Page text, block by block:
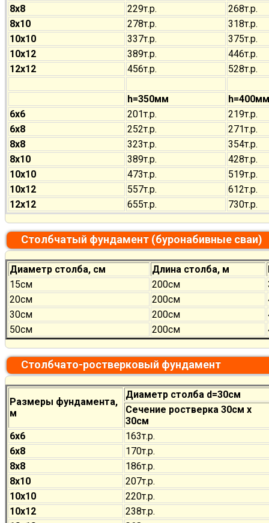
8х8
229т.р.
268т.р.
8х10
278т.р.
318т.р.
10х10
337т.р.
375т.р.
10х12
389т.р.
446т.р.
12х12
456т.р. 528т.р.
h=350мм
h=400мм
6х6
201т.р.
219т.р.
6х8
252т.р.
271т.р.
8х8
323т.р.
354т.р.
8х10
389т.р.
428т.р.
10х10
473т.р.
519т.р.
10х12
557т.р.
612т.р.
12х12
655т.р. 730т.р.
Столбчатый фундамент (буронабивные сваи)
Диаметр столба, см Длина столба, м
15см
200см
20см
200см
30см
200см
50см
200см
Столбчато-ростверковый фундамент
Размеры фундамента,
м
Диаметр столба d=30см
Сечение ростверка 30см х
30см
6х6
163т.р.
6х8
170т.р.
8х8
186т.р.
8х10
207т.р.
10х10
220т.р.
10х12
238т.р.